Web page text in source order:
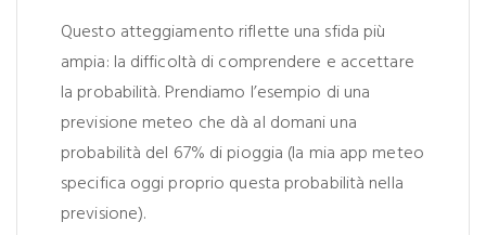
Questo atteggiamento riflette una sfida più
ampia: la difficoltà di comprendere e accettare
la probabilità. Prendiamo l’esempio di una
previsione meteo che dà al domani una
probabilità del 67% di pioggia (la mia app meteo
specifica oggi proprio questa probabilità nella
previsione).